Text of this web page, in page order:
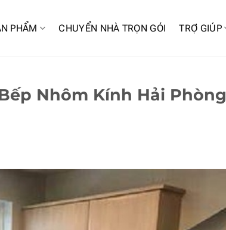
PHẨM CHUYỂN NHÀ TRỌN GÓI TRỢ GIÚP
Nhôm Kính Hải Phòng